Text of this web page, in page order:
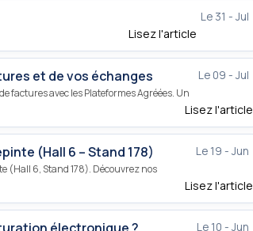
Le 31 - Jul
Lisez l'article
Le 09 - Jul
et de vos échanges
factures avec les Plateformes Agréées. Un
Lisez l'article
Le 19 - Jun
(Hall 6 – Stand 178)
(Hall 6, Stand 178). Découvrez nos
Lisez l'article
Le 10 - Jun